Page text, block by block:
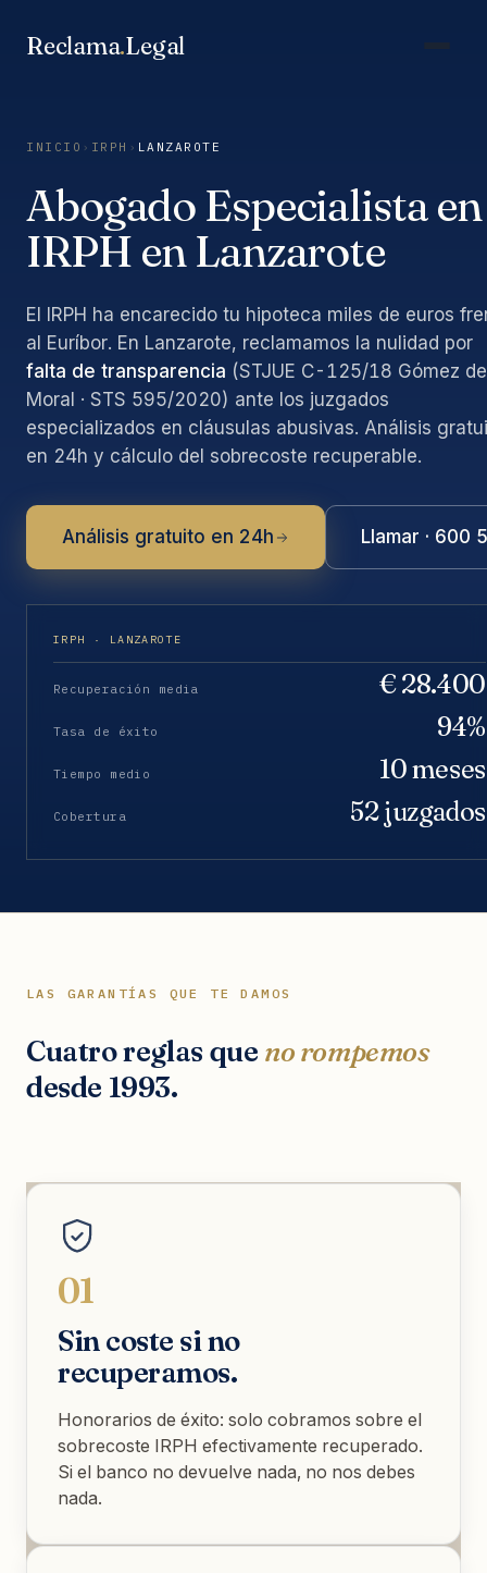
Reclama.Legal
INICIO › IRPH › LANZAROTE
Abogado Especialista en
IRPH en Lanzarote
El IRPH ha encarecido tu hipoteca miles de euros
al Euríbor. En Lanzarote, reclamamos la nulidad por
falta de transparencia (STJUE C-125/18 Gómez
Moral · STS 595/2020) ante los juzgados
especializados en cláusulas abusivas. Análisis
en 24h y cálculo del sobrecoste recuperable.
Análisis gratuito en 24h Llamar · 600
IRPH · LANZAROTE
Recuperación media € 28.400
Tasa de éxito 94%
Tiempo medio 10 meses
Cobertura 52 juzgados
LAS GARANTÍAS QUE TE DAMOS
Cuatro reglas que no rompemos
desde 1993.
01
Sin coste si no
recuperamos.
Honorarios de éxito: solo cobramos sobre el
sobrecoste IRPH efectivamente recuperado.
Si el banco no devuelve nada, no nos debes
nada.